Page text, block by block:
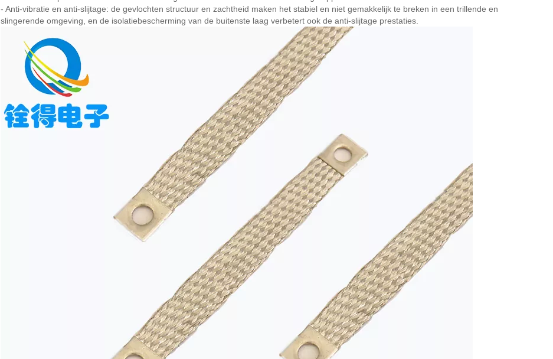
- Anti-vibratie en anti-slijtage: de gevlochten structuur en zachtheid maken het stabiel en niet gemakkelijk te breken in een trillende en
slingerende omgeving, en de isolatiebescherming van de buitenste laag verbetert ook de anti-slijtage prestaties.